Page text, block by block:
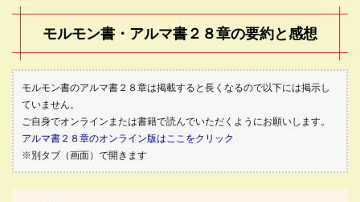
モルモン書・アルマ書２８章の要約と感想
モルモン書のアルマ書２８章は掲載すると長くなるので以下には掲示し
ていません。
ご自身でオンラインまたは書籍で読んでいただくようにお願いします。
アルマ書２８章のオンライン版はここをクリック
※別タブ（画面）で開きます